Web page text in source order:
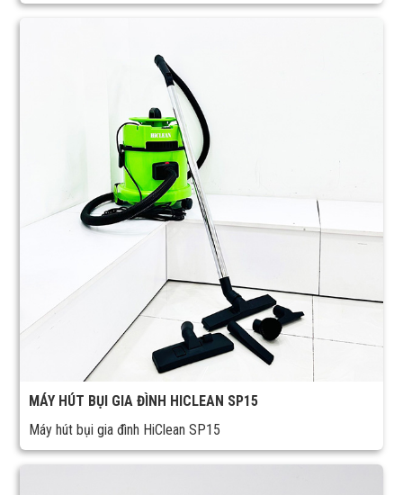
MÁY HÚT BỤI GIA ĐÌNH HICLEAN SP15
Máy hút bụi gia đình HiClean SP15